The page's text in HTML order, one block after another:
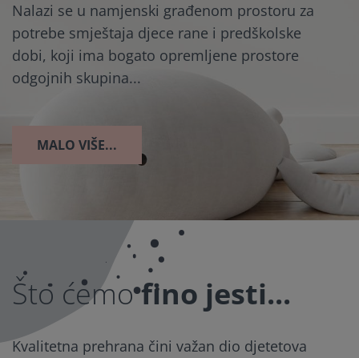
Nalazi se u namjenski građenom prostoru za
potrebe smještaja djece rane i predškolske
dobi, koji ima bogato opremljene prostore
odgojnih skupina...
MALO VIŠE...
Što ćemofino jesti...
Kvalitetna prehrana čini važan dio djetetova